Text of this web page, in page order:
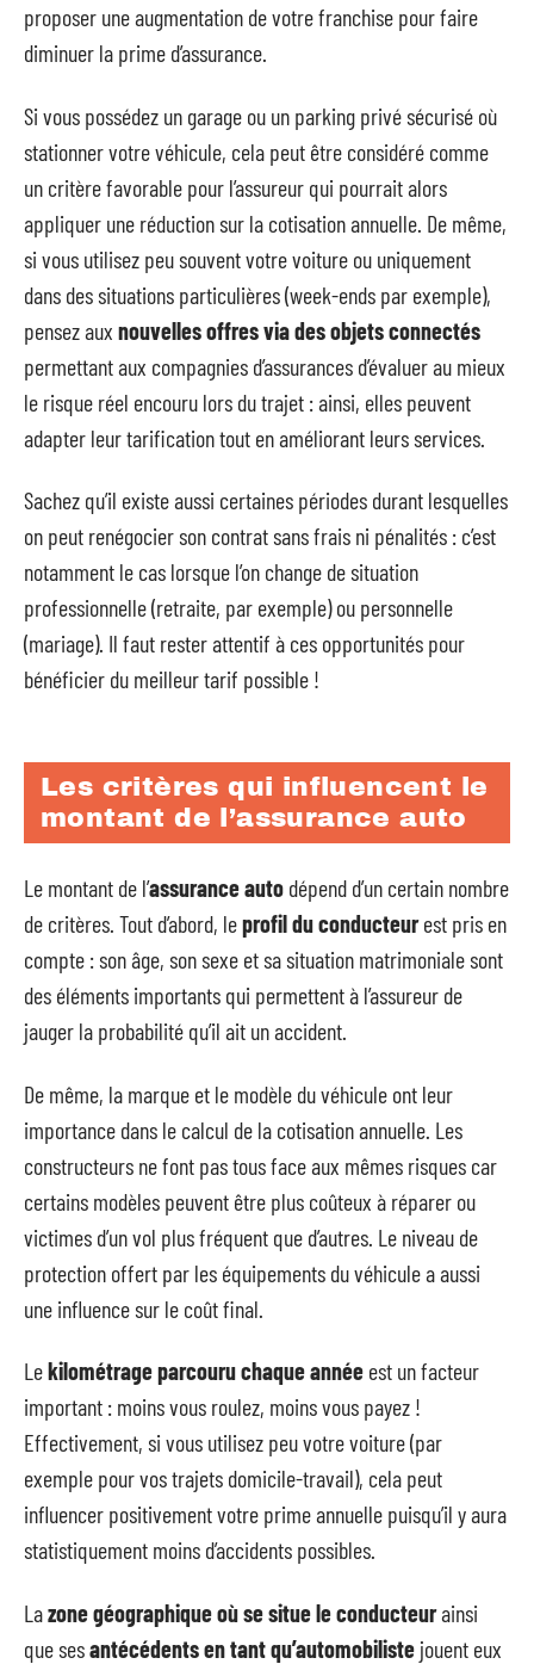
proposer une augmentation de votre franchise pour faire
diminuer la prime d’assurance.
Si vous possédez un garage ou un parking privé sécurisé où
stationner votre véhicule, cela peut être considéré comme
un critère favorable pour l’assureur qui pourrait alors
appliquer une réduction sur la cotisation annuelle. De même,
si vous utilisez peu souvent votre voiture ou uniquement
dans des situations particulières (week-ends par exemple),
pensez aux nouvelles offres via des objets connectés
permettant aux compagnies d’assurances d’évaluer au mieux
le risque réel encouru lors du trajet : ainsi, elles peuvent
adapter leur tarification tout en améliorant leurs services.
Sachez qu’il existe aussi certaines périodes durant lesquelles
on peut renégocier son contrat sans frais ni pénalités : c’est
notamment le cas lorsque l’on change de situation
professionnelle (retraite, par exemple) ou personnelle
(mariage). Il faut rester attentif à ces opportunités pour
bénéficier du meilleur tarif possible !
Les critères qui influencent le
montant de l’assurance auto
Le montant de l’assurance auto dépend d’un certain nombre
de critères. Tout d’abord, leprofil du conducteurest pris en
compte : son âge, son sexe et sa situation matrimoniale sont
des éléments importants qui permettent à l’assureur de
jauger la probabilité qu’il ait un accident.
De même, la marque et le modèle du véhicule ont leur
importance dans le calcul de la cotisation annuelle. Les
constructeurs ne font pas tous face aux mêmes risques car
certains modèles peuvent être plus coûteux à réparer ou
victimes d’un vol plus fréquent que d’autres. Le niveau de
protection offert par les équipements du véhicule a aussi
une influence sur le coût final.
Lekilométrage parcouru chaque année est un facteur
important : moins vous roulez, moins vous payez !
Effectivement, si vous utilisez peu votre voiture (par
exemple pour vos trajets domicile-travail), cela peut
influencer positivement votre prime annuelle puisqu’il y aura
statistiquement moins d’accidents possibles.
Lazone géographique où se situe le conducteurainsi
que sesantécédents en tant qu’automobiliste jouent eux